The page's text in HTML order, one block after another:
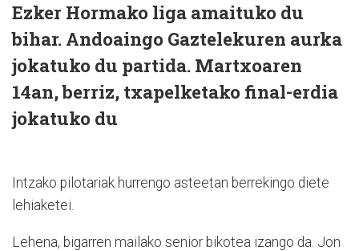
Ezker Hormako liga amaituko du
bihar. Andoaingo Gaztelekuren aurka
jokatuko du partida. Martxoaren
14an, berriz, txapelketako final-erdia
jokatuko du
Intzako pilotariak hurrengo asteetan berrekingo diete
lehiaketei.
Lehena, bigarren mailako senior bikotea izango da. Jon